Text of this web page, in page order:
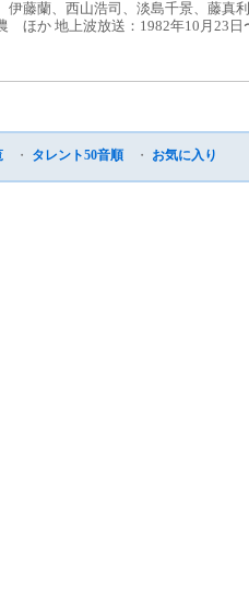
伊藤蘭、西山浩司、淡島千景、藤真
ほか 地上波放送：1982年10月23日
・ タレント50音順 ・ お気に入り